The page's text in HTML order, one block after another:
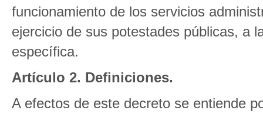
funcionamiento de los servicios
ejercicio de sus potestades públicas, a
específica.
Artículo 2. Definiciones.
A efectos de este decreto se entiende